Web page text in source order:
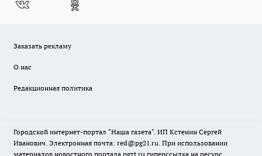
Заказать рекламу
О нас
Редакционная политика
Городской интернет-портал "Наша газета". ИП Кстенин Сергей
Иванович. Электронная почта: red@pg21.ru. При использовании
материалов новостного портала ngzt.ru гиперссылка на ресурс